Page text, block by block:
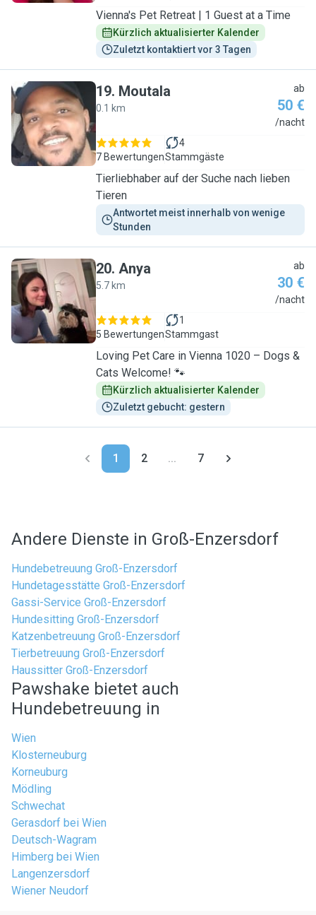
Vienna's Pet Retreat | 1 Guest at a Time
Kürzlich aktualisierter Kalender
Zuletzt kontaktiert vor 3 Tagen
M
19. Moutala
0.1 km
ab
50 €
/nacht
7 Bewertungen
4
Stammgäste
Tierliebhaber auf der Suche nach lieben
Tieren
Antwortet meist innerhalb von wenige
Stunden
A
20. Anya
5.7 km
ab
30 €
/nacht
5 Bewertungen
1
Stammgast
Loving Pet Care in Vienna 1020 – Dogs &
Cats Welcome! 🐾
Kürzlich aktualisierter Kalender
Zuletzt gebucht: gestern
1 2 ... 7
Andere Dienste in Groß-Enzersdorf
Hundebetreuung Groß-Enzersdorf
Hundetagesstätte Groß-Enzersdorf
Gassi-Service Groß-Enzersdorf
Hundesitting Groß-Enzersdorf
Katzenbetreuung Groß-Enzersdorf
Tierbetreuung Groß-Enzersdorf
Haussitter Groß-Enzersdorf
Pawshake bietet auch
Hundebetreuung in
Wien
Klosterneuburg
Korneuburg
Mödling
Schwechat
Gerasdorf bei Wien
Deutsch-Wagram
Himberg bei Wien
Langenzersdorf
Wiener Neudorf